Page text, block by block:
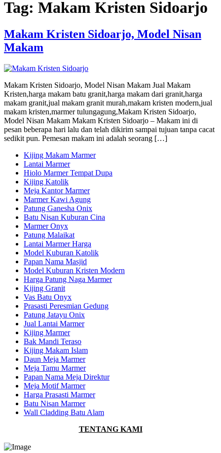
Tag: Makam Kristen Sidoarjo
Makam Kristen Sidoarjo, Model Nisan
Makam
Makam Kristen Sidoarjo, Model Nisan Makam Jual Makam
Kristen,harga makam batu granit,harga makam dari granit,harga
makam granit,jual makam granit murah,makam kristen modern,jual
makam kristen,marmer tulungagung,Makam Kristen Sidoarjo,
Model Nisan Makam Makam Kristen Sidoarjo – Makam ini di
pesan beberapa hari lalu dan telah dikirim sampai tujuan tanpa cacat
sedikit pun. Pemesan makam ini adalah seorang […]
Kijing Makam Marmer
Lantai Marmer
Hiolo Marmer Tempat Dupa
Kijing Katolik
Meja Kantor Marmer
Marmer Kawi Agung
Patung Ganesha Onix
Batu Nisan Kuburan Cina
Marmer Onyx
Patung Malaikat
Lantai Marmer Harga
Model Kuburan Katolik
Papan Nama Masjid
Model Kuburan Kristen Modern
Harga Patung Naga Marmer
Kijing Granit
Vas Batu Onyx
Prasasti Peresmian Gedung
Patung Jatayu Onix
Jual Lantai Marmer
Kijing Marmer
Bak Mandi Teraso
Kijing Makam Islam
Daun Meja Marmer
Meja Tamu Marmer
Papan Nama Meja Direktur
Meja Motif Marmer
Harga Prasasti Marmer
Batu Nisan Marmer
Wall Cladding Batu Alam
TENTANG KAMI